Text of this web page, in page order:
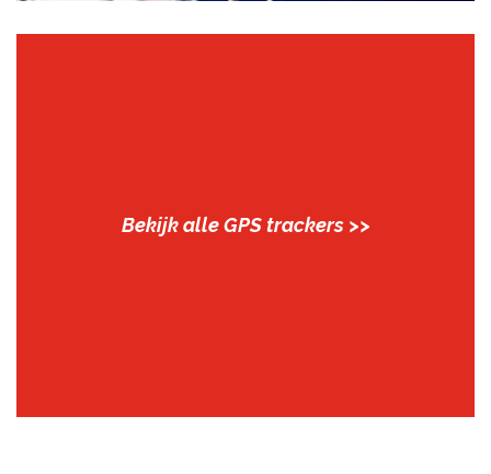
Bekijk alle GPS trackers >>